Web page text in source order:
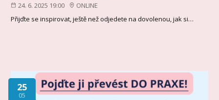
24. 6. 2025 19:00
ONLINE
Přijďte se inspirovat, ještě než odjedete na dovolenou, jak si…
25
05